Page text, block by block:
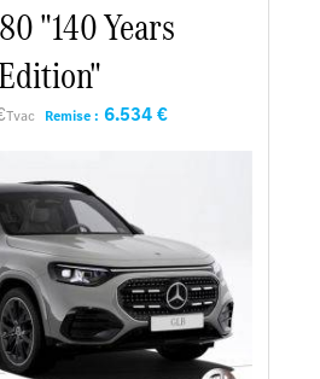
"140 Years
Edition"
Tvac Remise : 6.534 €